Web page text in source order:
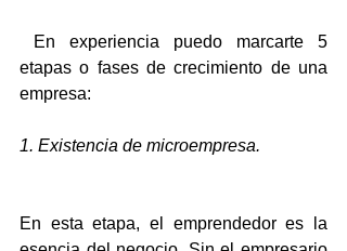
etapas o fases de crecimiento de una
empresa:
1. Existencia de microempresa.
En esta etapa, el emprendedor es la